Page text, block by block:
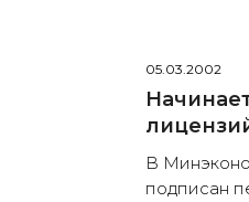
05.03.2002
В
подписан